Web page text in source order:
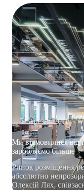
7 Березня 2018
Ми відмовилися від
заробляємо більше
Ринок розміщення
абсолютно
Олексій Лях,